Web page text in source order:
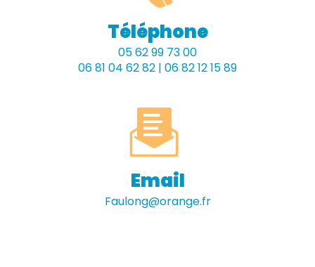
Téléphone
05 62 99 73 00
06 81 04 62 82 | 06 82 12 15 89
Email
faulong@orange.fr